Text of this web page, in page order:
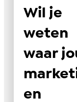
Wil je
weten
waar
en